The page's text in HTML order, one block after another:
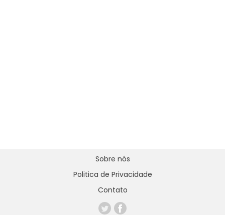
Sobre nós
Politica de Privacidade
Contato